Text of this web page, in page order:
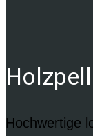
Hochwertige